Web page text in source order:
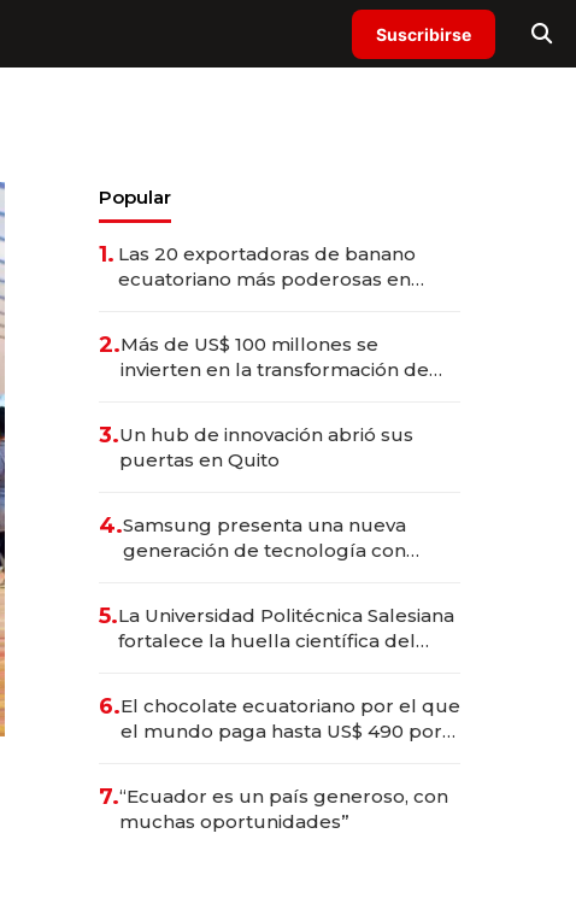
Suscribirse
Popular
1. Las 20 exportadoras de banano
ecuatoriano más poderosas en
2.Más de US$ 100 millones se
invierten en la transformación de
3.Un hub de innovación abrió sus
puertas en Quito
4.Samsung presenta una nueva
generación de tecnología con
5.La Universidad Politécnica Salesiana
fortalece la huella científica del
6.El chocolate ecuatoriano por el que
el mundo paga hasta US$ 490 por
7.“Ecuador es un país generoso, con
muchas oportunidades”